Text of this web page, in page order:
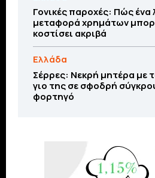
Γονικές παροχές: Πώς
μεταφορά χρημάτων
κοστίσει ακριβά
Ελλάδα
Σέρρες: Νεκρή μητέρα με
γιο της σε σφοδρή
φορτηγό